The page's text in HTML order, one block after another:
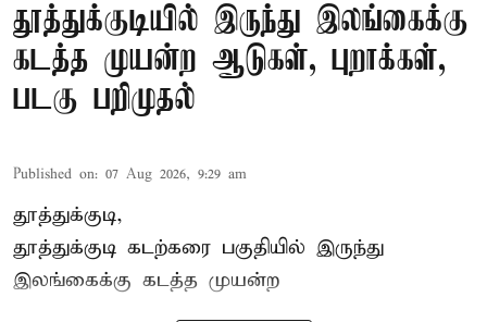
தூத்துக்குடியில் இருந்து இலங்கைக்கு
கடத்த முயன்ற ஆடுகள், புறாக்கள்,
படகு பறிமுதல்
Published on: 07 Aug 2026, 9:29 am
தூத்துக்குடி,
தூத்துக்குடி கடற்கரை பகுதியில் இருந்து
இலங்கைக்கு கடத்த முயன்ற